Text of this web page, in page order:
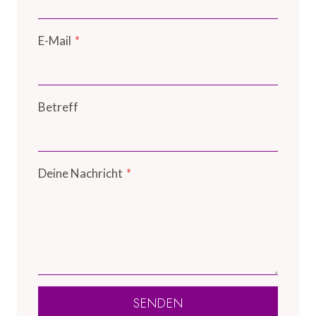
E-Mail *
Betreff
Deine Nachricht *
SENDEN